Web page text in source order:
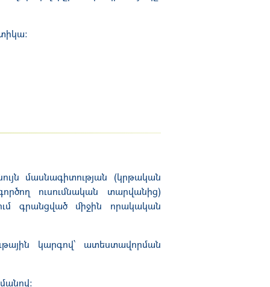
մասնագիտության (կրթական
ուսումնական տարվանից)
գրանցված միջին որակական
կարգով՝ ատեստավորման